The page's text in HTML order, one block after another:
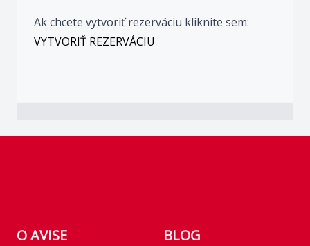
Ak chcete vytvoriť rezerváciu kliknite sem:
VYTVORIŤ REZERVÁCIU
O AVISE BLOG